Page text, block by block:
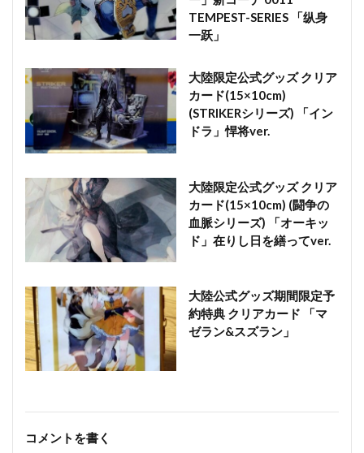
TEMPEST-SERIES 「纵身
一跃」
大陸限定公式グッズ クリア
カード(15×10cm)
(STRIKERシリーズ) 「イン
ドラ」悍将ver.
大陸限定公式グッズ クリア
カード(15×10cm) (闘争の
血脈シリーズ) 「オーキッ
ド」在りし日を繕ってver.
大陸公式グッズ期間限定予
約特典 クリアカード 「マ
ゼラン&スズラン」
コメントを書く